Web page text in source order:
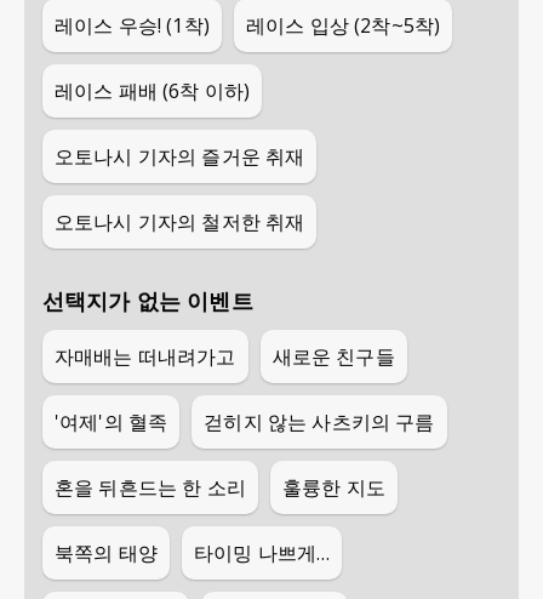
레이스 우승! (1착) 레이스 입상 (2착~5착)
레이스 패배 (6착 이하)
오토나시 기자의 즐거운 취재
오토나시 기자의 철저한 취재
선택지가 없는 이벤트
자매배는 떠내려가고 새로운 친구들
'여제'의 혈족 걷히지 않는 사츠키의 구름
혼을 뒤흔드는 한 소리 훌륭한 지도
북쪽의 태양 타이밍 나쁘게…